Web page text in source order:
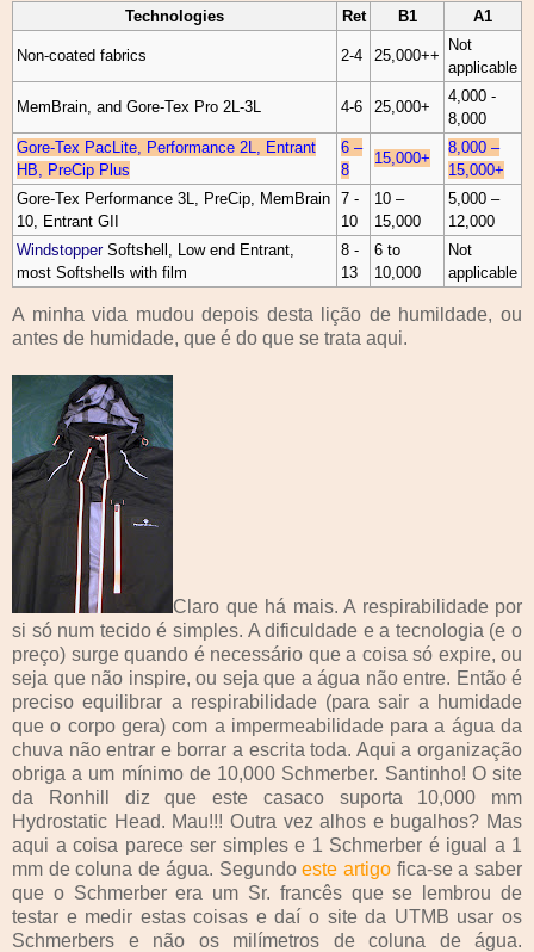
Technologies Ret B1 A1
Non-coated fabrics 2-4 25,000++
Not
applicable
MemBrain, and Gore-Tex Pro 2L-3L 4-6 25,000+
4,000 -
8,000
Gore-Tex PacLite, Performance 2L, Entrant
HB, PreCip Plus
6 –
8
15,000+
8,000 –
15,000+
Gore-Tex Performance 3L, PreCip, MemBrain
10, Entrant GII
7 -
10
10 –
15,000
5,000 –
12,000
WindstopperSoftshell, Low end Entrant,
most Softshells with film
8 -
13
6 to
10,000
Not
applicable
A minha vida mudou depois desta lição de humildade, ou
antes de humidade, que é do que se trata aqui.
Claro que há mais. A respirabilidade por
si só num tecido é simples. A dificuldade e a tecnologia (e o
preço) surge quando é necessário que a coisa só expire, ou
seja que não inspire, ou seja que a água não entre. Então é
preciso equilibrar a respirabilidade (para sair a humidade
que o corpo gera) com a impermeabilidade para a água da
chuva não entrar e borrar a escrita toda. Aqui a organização
obriga a um mínimo de 10,000 Schmerber. Santinho! O site
da Ronhill diz que este casaco suporta 10,000 mm
Hydrostatic Head. Mau!!! Outra vez alhos e bugalhos? Mas
aqui a coisa parece ser simples e 1 Schmerber é igual a 1
mm de coluna de água. Segundoeste artigofica-se a saber
que o Schmerber era um Sr. francês que se lembrou de
testar e medir estas coisas e daí o site da UTMB usar os
Schmerbers e não os milímetros de coluna de água.